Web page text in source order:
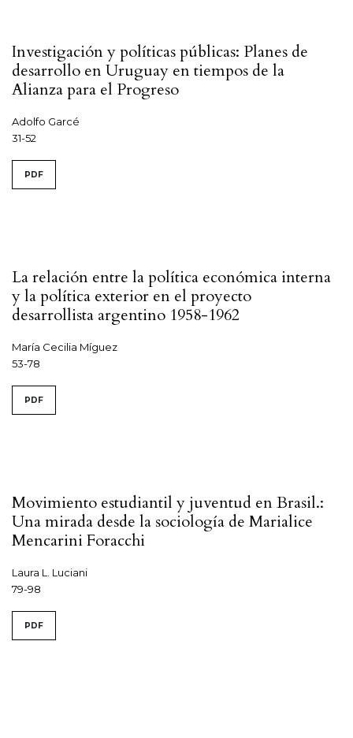
Investigación y políticas públicas: Planes de
desarrollo en Uruguay en tiempos de la
Alianza para el Progreso
Adolfo Garcé
31-52
PDF
La relación entre la política económica interna
y la política exterior en el proyecto
desarrollista argentino 1958-1962
María Cecilia Míguez
53-78
PDF
Movimiento estudiantil y juventud en Brasil.:
Una mirada desde la sociología de Marialice
Mencarini Foracchi
Laura L. Luciani
79-98
PDF